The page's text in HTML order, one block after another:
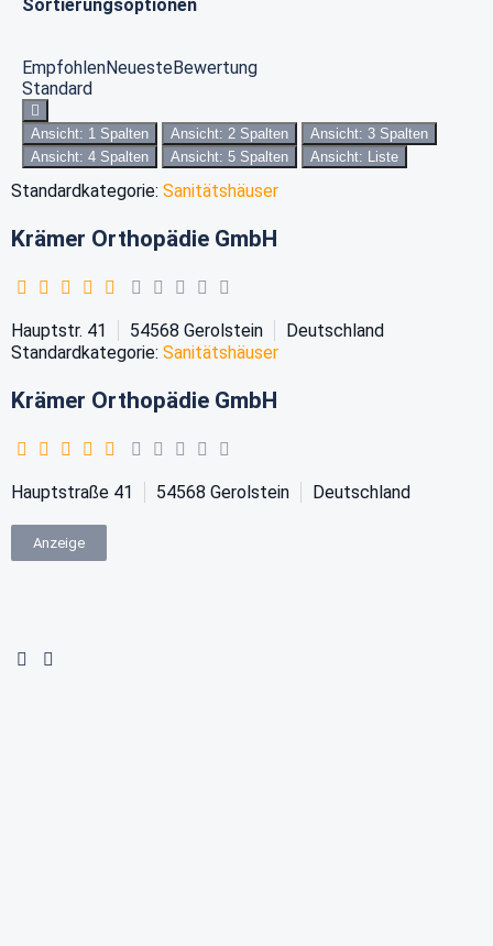
Sortierungsoptionen
EmpfohlenNeuesteBewertung
Standard
Ansicht: 1 Spalten Ansicht: 2 Spalten
Ansicht: 3 Spalten
Ansicht: 4 Spalten
Ansicht: 5 Spalten Ansicht: Liste
Standardkategorie: Sanitätshäuser
Krämer Orthopädie GmbH
Hauptstr. 41 54568 Gerolstein
Deutschland
Standardkategorie: Sanitätshäuser
Krämer Orthopädie GmbH
Hauptstraße 41 54568 Gerolstein Deutschland
Anzeige